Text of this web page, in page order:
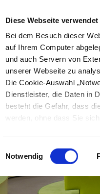
Diese Webseite
Bei dem Besuch dieser
auf Ihrem Computer
und auch Servern von
unserer Webseite zu
Die Cookie-Auswahl
Dienstleister, die Daten in
besteht die Gefahr, dass
werden, ohne dass Sie
Datenschutzerklärung
jederzeit mit Wirkung für
Einwilligungsauswahl
Notwendig